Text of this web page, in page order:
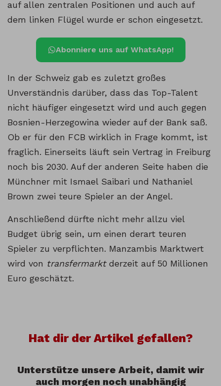
auf allen zentralen Positionen und auch auf
dem linken Flügel wurde er schon eingesetzt.
Abonniere uns auf WhatsApp!
In der Schweiz gab es zuletzt großes
Unverständnis darüber, dass das Top-Talent
nicht häufiger eingesetzt wird und auch gegen
Bosnien-Herzegowina wieder auf der Bank saß.
Ob er für den FCB wirklich in Frage kommt, ist
fraglich. Einerseits läuft sein Vertrag in Freiburg
noch bis 2030. Auf der anderen Seite haben die
Münchner mit Ismael Saibari und Nathaniel
Brown zwei teure Spieler an der Angel.
Anschließend dürfte nicht mehr allzu viel
Budget übrig sein, um einen derart teuren
Spieler zu verpflichten. Manzambis Marktwert
wird von transfermarktderzeit auf 50 Millionen
Euro geschätzt.
Hat dir der Artikel gefallen?
Unterstütze unsere Arbeit, damit wir
auch morgen noch unabhängig